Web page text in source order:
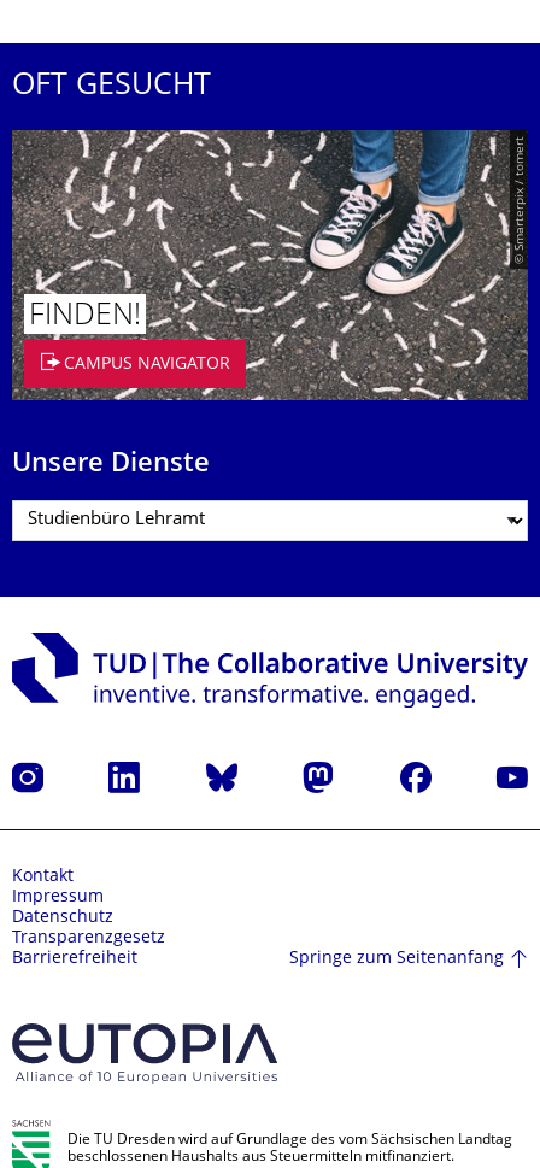
OFT GESUCHT
© Smarterpix / tomert
FINDEN!
CAMPUS NAVIGATOR
Unsere Dienste
Instagram LinkedIn Bluesky Mastodon Facebook
Kontakt
Impressum
Datenschutz
Transparenzgesetz
Barrierefreiheit
Springe zum Seitenanfang
Die TU Dresden wird auf Grundlage des vom Sächsischen Landtag
beschlossenen Haushalts aus Steuermitteln mitfinanziert.